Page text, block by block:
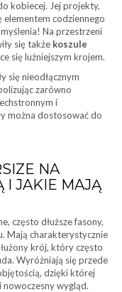
kobiecej. Jej projekty,
elementem codziennego
Na przestrzeni
się także koszule
się luźniejszym krojem.
się nieodłącznym
zarówno
i
można dostosować do
NA
I JAKIE MAJĄ
często dłuższe fasony,
Mają charakterystycznie
krój, który często
Wyróżniają się przede
dzięki której
wygląd.